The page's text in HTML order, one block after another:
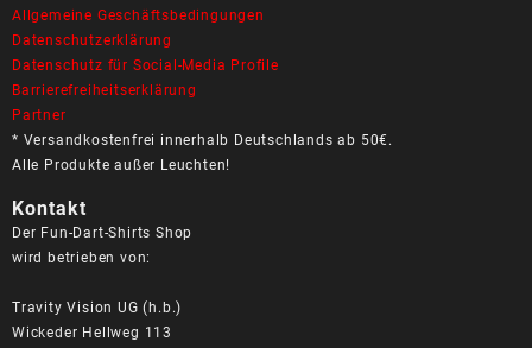
Allgemeine Geschäftsbedingungen
Datenschutzerklärung
Datenschutz für Social-Media Profile
Barrierefreiheitserklärung
Partner
* Versandkostenfrei innerhalb Deutschlands ab 50€.
Alle Produkte außer Leuchten!
Kontakt
Der Fun-Dart-Shirts Shop
wird betrieben von:
Travity Vision UG (h.b.)
Wickeder Hellweg 113